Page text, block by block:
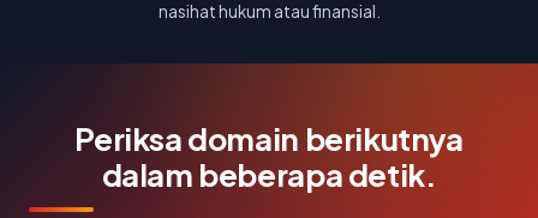
nasihat hukum atau finansial.
Periksa domain berikutnya
dalam beberapa detik.